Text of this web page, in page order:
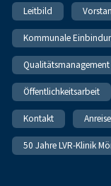
Leitbild
Kommunale
Qualitätsmanagement
Öffentlichkeitsarbeit
Kontakt Anreise
50 Jahre LVR-Klinik